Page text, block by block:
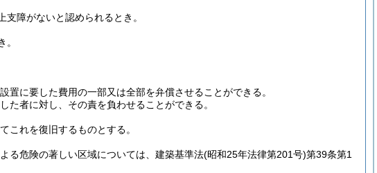
障がないと認められるとき。
に要した費用の一部又は全部を弁償させることができる。
者に対し、その責を負わせることができる。
これを復旧するものとする。
る危険の著しい区域については、建築基準法(昭和25年法律第201号)第39条第1